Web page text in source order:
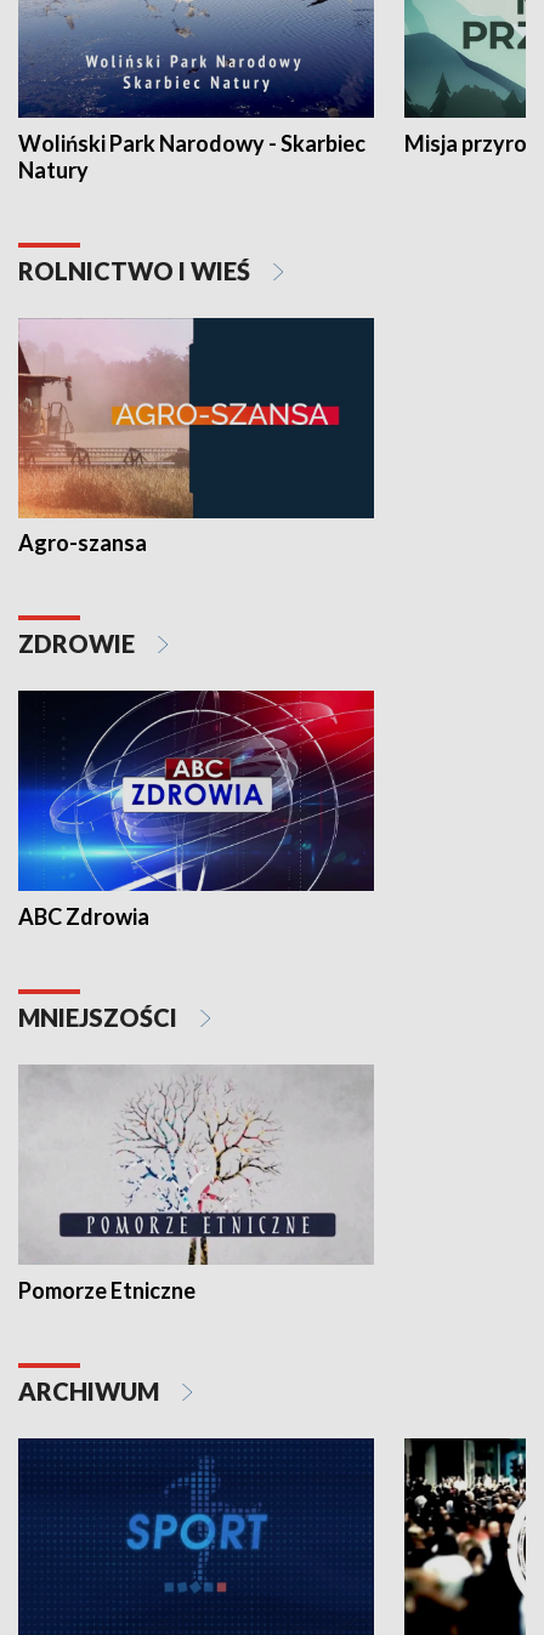
Woliński Park Narodowy - Skarbiec
Natury
Misja
ROLNICTWO I WIEŚ
Agro-szansa
ZDROWIE
ABC Zdrowia
MNIEJSZOŚCI
Pomorze Etniczne
ARCHIWUM